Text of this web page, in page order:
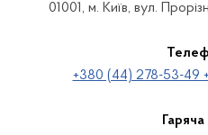
01001, м. Київ, вул.
+380 (44) 278-53-49
Гаряча